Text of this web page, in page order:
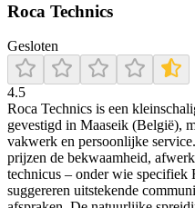
Roca Technics
Gesloten
4.5
Roca Technics is een
gevestigd in Maaseik (België),
vakwerk en persoonlijke
prijzen de bekwaamheid,
technicus – onder wie specifiek
suggereren uitstekende